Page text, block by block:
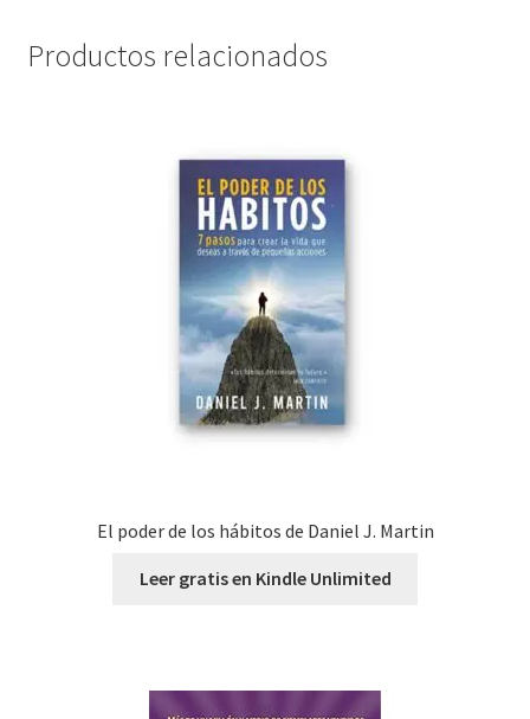
Productos relacionados
El poder de los hábitos de Daniel J. Martin
Leer gratis en Kindle Unlimited